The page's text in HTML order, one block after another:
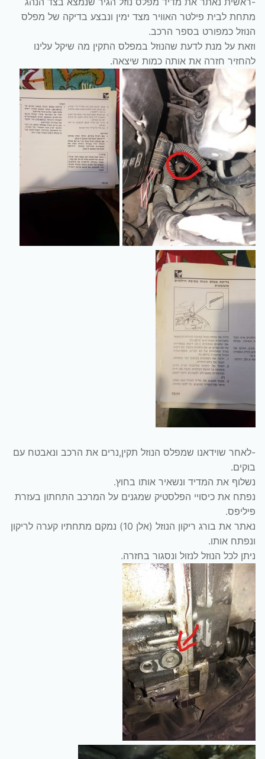
מתחת לבית פילטר האוויר מצד ימין ונבצע בדיקה של מפלס
הנוזל כמפורט בספר הרכב.
וזאת על מנת לדעת שהנוזל במפלס התקין מה שיקל עלינו
להחזיר חזרה את אותה כמות שיצאה.
-לאחר שוידאנו שמפלס הנוזל תקין,נרים את הרכב ונאבטח עם
בוקים.
נשלוף את המדיד ונשאיר אותו בחוץ.
נפתח את כיסויי הפלסטיק שמגנים על המרכב התחתון בעזרת
פיליפס.
נאתר את בורג ריקון הנוזל (אלן 10) נמקם מתחתיו קערה לריקון
ונפתח אותו.
ניתן לכל הנוזל לנזול ונסגור בחזרה.